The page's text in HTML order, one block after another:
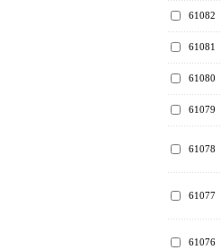
61082
61081
61080
61079
61078
61077
61076